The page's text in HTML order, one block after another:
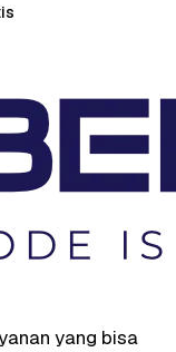
yang bisa